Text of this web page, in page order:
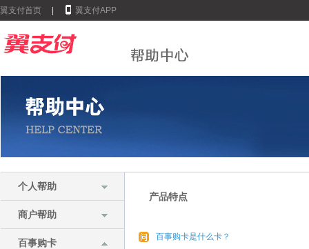
翼支付首页 翼支付APP
个人帮助
商户帮助
百事购卡
产品特点
百事购卡是什么卡？